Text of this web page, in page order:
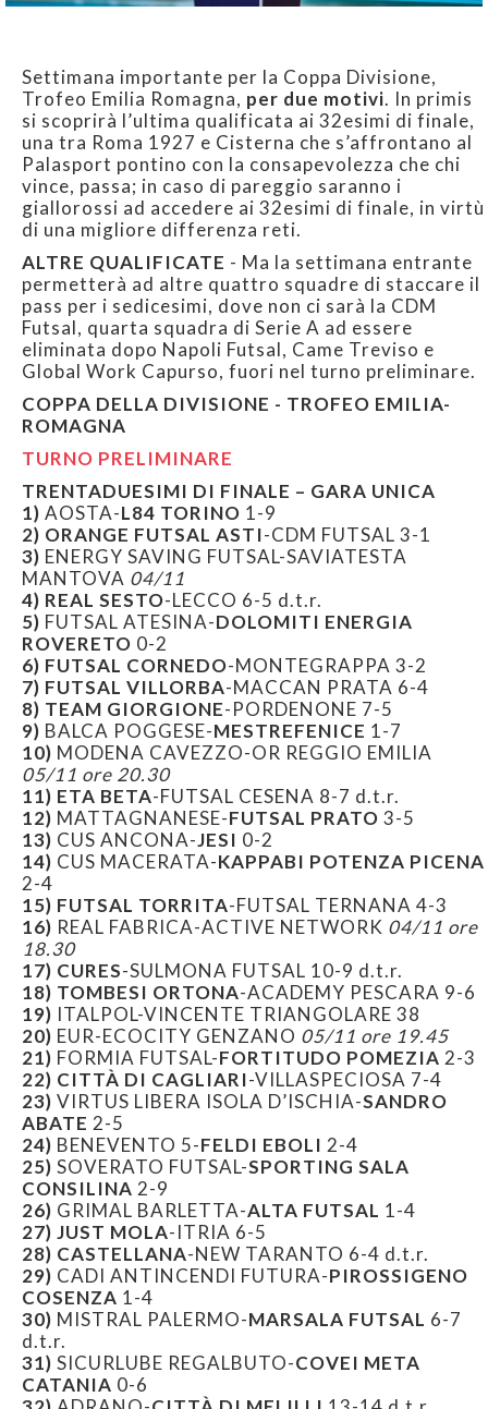
Settimana importante per la Coppa Divisione,
Trofeo Emilia Romagna, per due motivi. In primis
si scoprirà l’ultima qualificata ai 32esimi di finale,
una tra Roma 1927 e Cisterna che s’affrontano al
Palasport pontino con la consapevolezza che chi
vince, passa; in caso di pareggio saranno i
giallorossi ad accedere ai 32esimi di finale, in virtù
di una migliore differenza reti.
ALTRE QUALIFICATE - Ma la settimana entrante
permetterà ad altre quattro squadre di staccare il
pass per i sedicesimi, dove non ci sarà la CDM
Futsal, quarta squadra di Serie A ad essere
eliminata dopo Napoli Futsal, Came Treviso e
Global Work Capurso, fuori nel turno preliminare.
COPPA DELLA DIVISIONE - TROFEO EMILIA-
ROMAGNA
TURNO PRELIMINARE
TRENTADUESIMI DI FINALE – GARA UNICA
1) AOSTA-L84 TORINO 1-9
2) ORANGE FUTSAL ASTI-CDM FUTSAL 3-1
3) ENERGY SAVING FUTSAL-SAVIATESTA
MANTOVA 04/11
4) REAL SESTO-LECCO 6-5 d.t.r.
5) FUTSAL ATESINA-DOLOMITI ENERGIA
ROVERETO 0-2
6) FUTSAL CORNEDO-MONTEGRAPPA 3-2
7) FUTSAL VILLORBA-MACCAN PRATA 6-4
8) TEAM GIORGIONE-PORDENONE 7-5
9) BALCA POGGESE-MESTREFENICE 1-7
10) MODENA CAVEZZO-OR REGGIO EMILIA
05/11 ore 20.30
11) ETA BETA-FUTSAL CESENA 8-7 d.t.r.
12) MATTAGNANESE-FUTSAL PRATO 3-5
13) CUS ANCONA-JESI 0-2
14) CUS MACERATA-KAPPABI POTENZA PICENA
2-4
15) FUTSAL TORRITA-FUTSAL TERNANA 4-3
16) REAL FABRICA-ACTIVE NETWORK 04/11 ore
18.30
17) CURES-SULMONA FUTSAL 10-9 d.t.r.
18) TOMBESI ORTONA-ACADEMY PESCARA 9-6
19) ITALPOL-VINCENTE TRIANGOLARE 38
20) EUR-ECOCITY GENZANO 05/11 ore 19.45
21) FORMIA FUTSAL-FORTITUDO POMEZIA 2-3
22) CITTÀ DI CAGLIARI-VILLASPECIOSA 7-4
23) VIRTUS LIBERA ISOLA D’ISCHIA-SANDRO
ABATE 2-5
24) BENEVENTO 5-FELDI EBOLI 2-4
25) SOVERATO FUTSAL-SPORTING SALA
CONSILINA 2-9
26) GRIMAL BARLETTA-ALTA FUTSAL 1-4
27) JUST MOLA-ITRIA 6-5
28) CASTELLANA-NEW TARANTO 6-4 d.t.r.
29) CADI ANTINCENDI FUTURA-PIROSSIGENO
COSENZA 1-4
30) MISTRAL PALERMO-MARSALA FUTSAL 6-7
d.t.r.
31) SICURLUBE REGALBUTO-COVEI META
CATANIA 0-6